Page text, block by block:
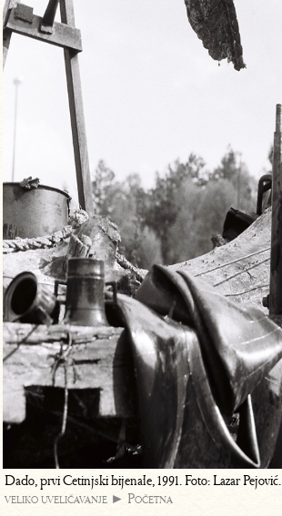
Dado, prvi Cetinjski bijenale, 1991. Foto: Lazar Pejović.
veliko uveličavanje ► Početna